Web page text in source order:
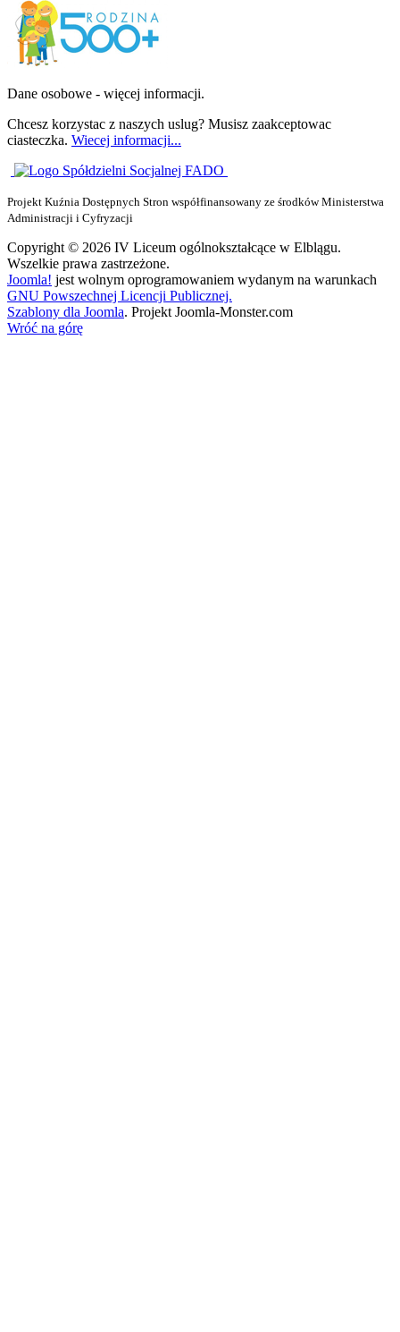
Dane osobowe - więcej informacji.
Chcesz korzystac z naszych uslug? Musisz zaakceptowac
ciasteczka. Wiecej informacji...
Projekt Kuźnia Dostępnych Stron współfinansowany ze środków Ministerstwa
Administracji i Cyfryzacji
Copyright © 2026 IV Liceum ogólnokształcące w Elblągu.
Wszelkie prawa zastrzeżone.
Joomla! jest wolnym oprogramowaniem wydanym na warunkach
GNU Powszechnej Licencji Publicznej.
Szablony dla Joomla. Projekt Joomla-Monster.com
Wróć na górę